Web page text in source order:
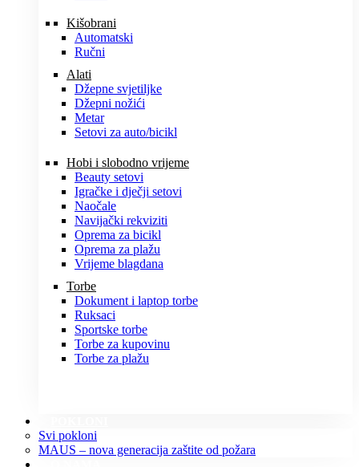
Kišobrani
Automatski
Ručni
Alati
Džepne svjetiljke
Džepni nožići
Metar
Setovi za auto/bicikl
Hobi i slobodno vrijeme
Beauty setovi
Igračke i dječji setovi
Naočale
Navijački rekviziti
Oprema za bicikl
Oprema za plažu
Vrijeme blagdana
Torbe
Dokument i laptop torbe
Ruksaci
Sportske torbe
Torbe za kupovinu
Torbe za plažu
Svi pokloni
MAUS – nova generacija zaštite od požara